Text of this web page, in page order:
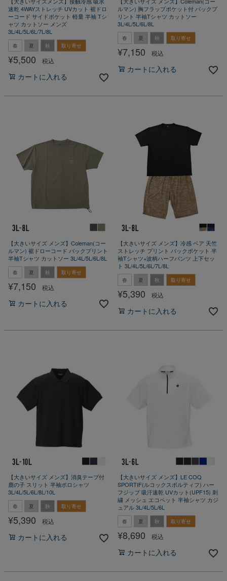
速乾 4WAYストレッチ UVカット 裾ドロ
ーコード サイドポケット 軽量 半袖 Tシ
ャツ カットソー メンズ
3L/4L/5L/6L/7L/8L
春 夏 秋 取り寄せ
¥5,500 税込
カートに入れる
ルマン) 胸フラップポケット付 バックプ
リント 半袖Tシャツ カットソー
3L/4L/5L/6L/8L
春 夏 秋 取り寄せ
¥7,150 税込
カートに入れる
【大きいサイズ メンズ】Coleman(コー
ルマン) 裾ドローコード バックプリント
半袖Tシャツ カットソー 3L/4L/5L/6L/8L
春 夏 秋 取り寄せ
¥7,150 税込
カートに入れる
【大きいサイズ メンズ】冷感 ベア 天竺
ストレッチ プリント バックポケット 半
袖Tシャツ+波柄ハーフパンツ 上下セッ
ト 3L/4L/5L/6L/7L/8L
春 夏 秋 取り寄せ
¥5,390 税込
カートに入れる
【大きいサイズ メンズ】消臭テープ付
鹿の子 スリット 半袖ポロシャツ
3L/4L/5L/6L/8L/10L
春 夏 秋 取り寄せ
¥5,390 税込
カートに入れる
【大きいサイズ メンズ】LE COQ
SPORTIF(ルコックスポルティフ) ハー
フジップ 吸汗速乾 UVカット(UPF15) 刺
繍 メッシュ エコペット 半袖シャツ カジ
ュアル 3L/4L/5L/6L
春 夏 秋 取り寄せ
¥8,690 税込
カートに入れる